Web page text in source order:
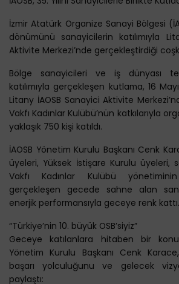
İzmir Atatürk Organize Sanayi Bölgesi
dönümünü sanayicilerin katılımıyla
Aktivite Merkezi’nde gerçekleştirdiği
Bölge sanayicileri ve iş dünyası
katılımıyla gerçekleşen kutlama, 16
Litany İAOSB Sanayici Aktivite
Vakfı Kadınlar Kulübü’nün katkılarıyla
yaklaşık 750 kişi katıldı.
İAOSB Yönetim Kurulu Başkanı Cenk
üyeleri, Yüksek İstişare Kurulu üyeleri,
Vakfı Kadınlar Kulübü
gerçekleşen gecede sahne alan
enerjik performansıyla geceye renk kattı.
“Türkiye’nin 10. büyük OSB’siyiz”
Geceye katılanlara hitaben bir
Yönetim Kurulu Başkanı Cenk Karace,
başarı yolculuğunu ve gelecek
paylaştı: